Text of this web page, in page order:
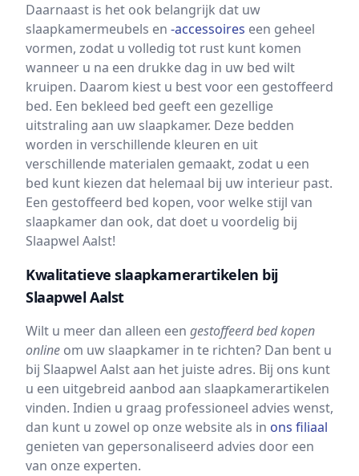
Daarnaast is het ook belangrijk dat uw
slaapkamermeubels en -accessoires een geheel
vormen, zodat u volledig tot rust kunt komen
wanneer u na een drukke dag in uw bed wilt
kruipen. Daarom kiest u best voor een gestoffeerd
bed. Een bekleed bed geeft een gezellige
uitstraling aan uw slaapkamer. Deze bedden
worden in verschillende kleuren en uit
verschillende materialen gemaakt, zodat u een
bed kunt kiezen dat helemaal bij uw interieur past.
Een gestoffeerd bed kopen, voor welke stijl van
slaapkamer dan ook, dat doet u voordelig bij
Slaapwel Aalst!
Kwalitatieve slaapkamerartikelen bij
Slaapwel Aalst
Wilt u meer dan alleen een gestoffeerd bed kopen
online om uw slaapkamer in te richten? Dan bent u
bij Slaapwel Aalst aan het juiste adres. Bij ons kunt
u een uitgebreid aanbod aan slaapkamerartikelen
vinden. Indien u graag professioneel advies wenst,
dan kunt u zowel op onze website als in ons filiaal
genieten van gepersonaliseerd advies door een
van onze experten.